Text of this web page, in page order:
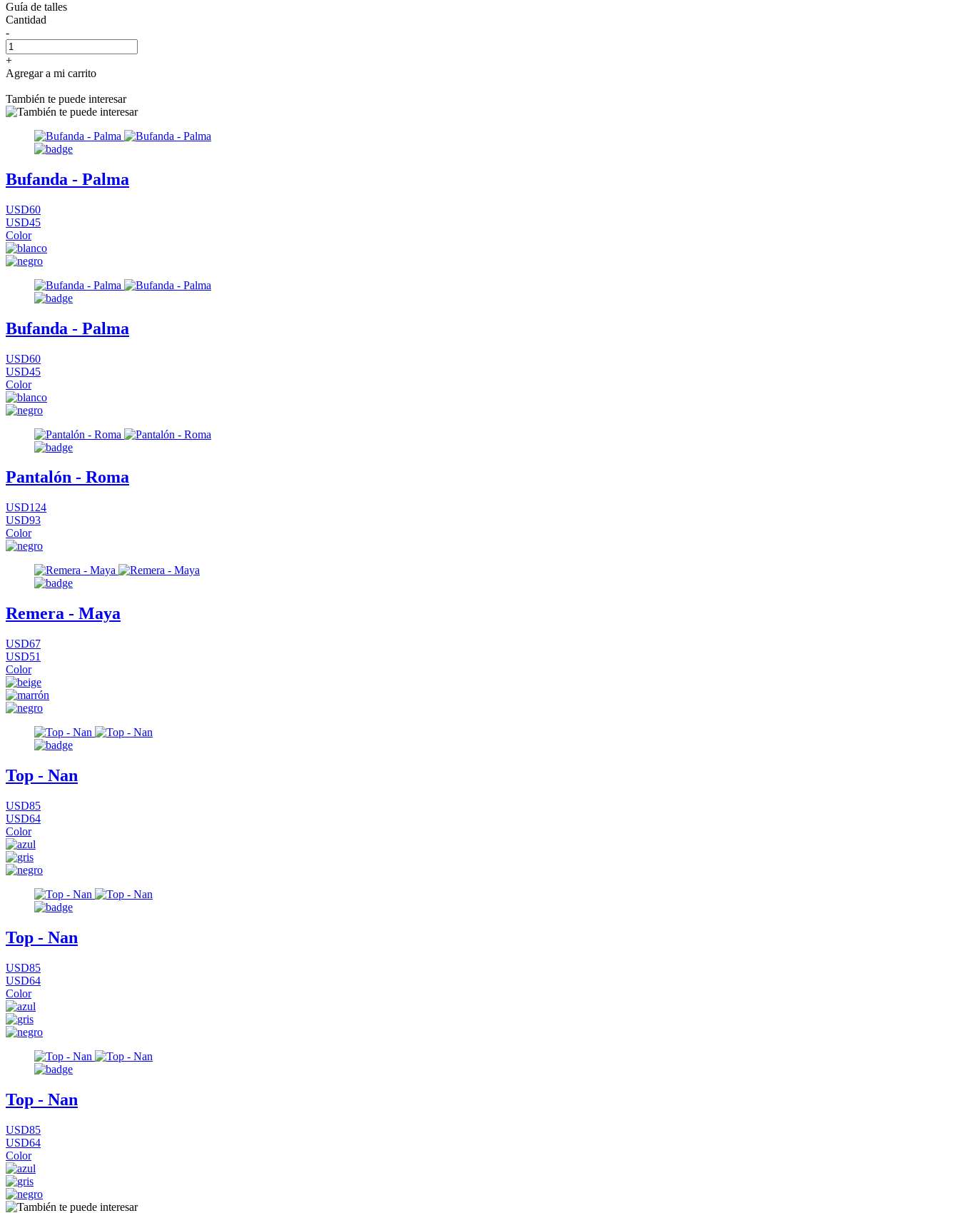
Guía de talles
Cantidad
-
+
Agregar a mi carrito
También te puede interesar
Bufanda - Palma
USD60
USD45
Color
Bufanda - Palma
USD60
USD45
Color
Pantalón - Roma
USD124
USD93
Color
Remera - Maya
USD67
USD51
Color
Top - Nan
USD85
USD64
Color
Top - Nan
USD85
USD64
Color
Top - Nan
USD85
USD64
Color